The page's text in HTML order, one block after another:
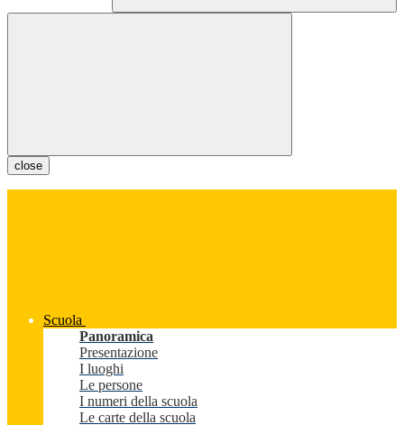
close
Scuola
Panoramica
Presentazione
I luoghi
Le persone
I numeri della scuola
Le carte della scuola